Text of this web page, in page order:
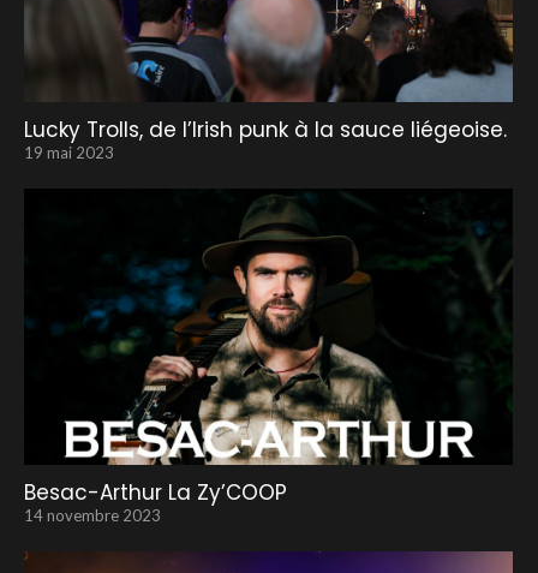
Lucky Trolls, de l’Irish punk à la sauce liégeoise.
19 mai 2023
Besac-Arthur La Zy’COOP
14 novembre 2023